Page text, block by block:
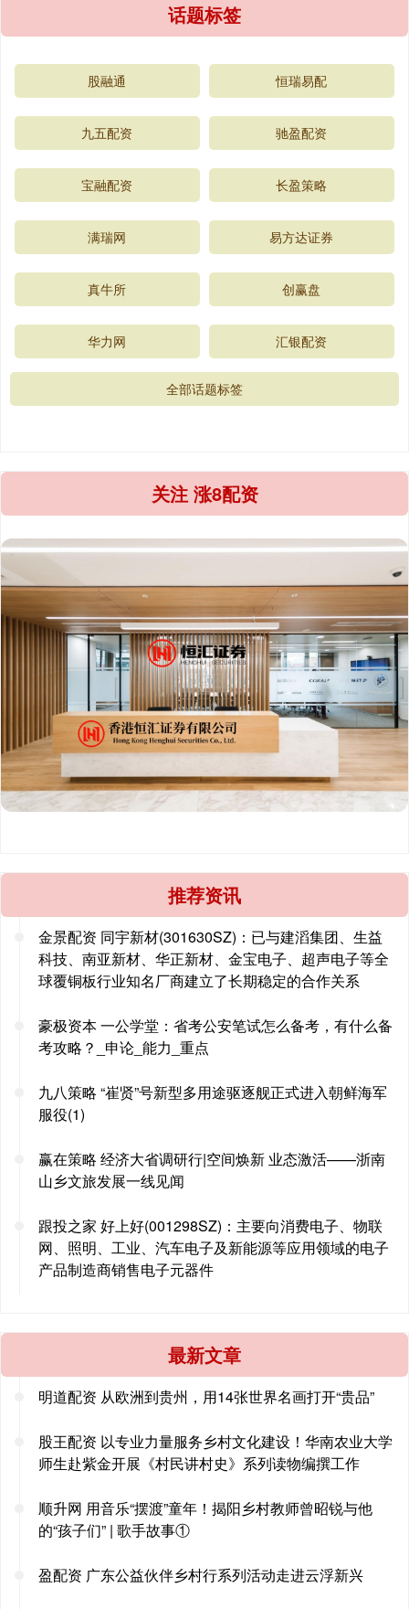
话题标签
股融通 恒瑞易配
九五配资 驰盈配资
宝融配资 长盈策略
满瑞网 易方达证券
真牛所 创赢盘
华力网 汇银配资
全部话题标签
关注 涨8配资
推荐资讯
金景配资 同宇新材(301630SZ)：已与建滔集团、生益
科技、南亚新材、华正新材、金宝电子、超声电子等全
球覆铜板行业知名厂商建立了长期稳定的合作关系
豪极资本 一公学堂：省考公安笔试怎么备考，有什么备
考攻略？_申论_能力_重点
九八策略 “崔贤”号新型多用途驱逐舰正式进入朝鲜海军
服役(1)
赢在策略 经济大省调研行|空间焕新 业态激活——浙南
山乡文旅发展一线见闻
跟投之家 好上好(001298SZ)：主要向消费电子、物联
网、照明、工业、汽车电子及新能源等应用领域的电子
产品制造商销售电子元器件
最新文章
明道配资 从欧洲到贵州，用14张世界名画打开“贵品”
股王配资 以专业力量服务乡村文化建设！华南农业大学
师生赴紫金开展《村民讲村史》系列读物编撰工作
顺升网 用音乐“摆渡”童年！揭阳乡村教师曾昭锐与他
的“孩子们” | 歌手故事①
盈配资 广东公益伙伴乡村行系列活动走进云浮新兴